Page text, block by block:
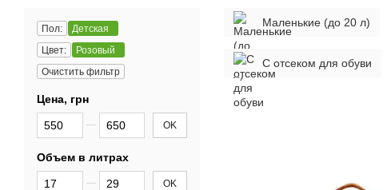
Маленькие (до 20 л)
С отсеком для обуви
Пол:
Детская
Цвет:
Розовый
Очистить фильтр
Цена, грн
От Цена, грн
До Цена, грн OK
Объем в литрах
От Объем в литрах
До Объем в литрах OK